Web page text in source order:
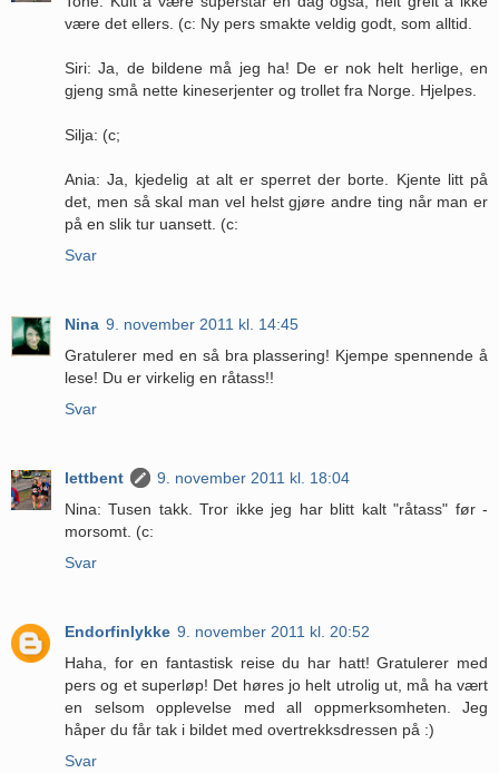
være det ellers. (c: Ny pers smakte veldig godt, som alltid.
Siri: Ja, de bildene må jeg ha! De er nok helt herlige, en
gjeng små nette kineserjenter og trollet fra Norge. Hjelpes.
Silja: (c;
Ania: Ja, kjedelig at alt er sperret der borte. Kjente litt på
det, men så skal man vel helst gjøre andre ting når man er
på en slik tur uansett. (c:
Svar
Nina 9. november 2011 kl. 14:45
Gratulerer med en så bra plassering! Kjempe spennende å
lese! Du er virkelig en råtass!!
Svar
lettbent
9. november 2011 kl. 18:04
Nina: Tusen takk. Tror ikke jeg har blitt kalt "råtass" før -
morsomt. (c:
Svar
Endorfinlykke 9. november 2011 kl. 20:52
Haha, for en fantastisk reise du har hatt! Gratulerer med
pers og et superløp! Det høres jo helt utrolig ut, må ha vært
en selsom opplevelse med all oppmerksomheten. Jeg
håper du får tak i bildet med overtrekksdressen på :)
Svar